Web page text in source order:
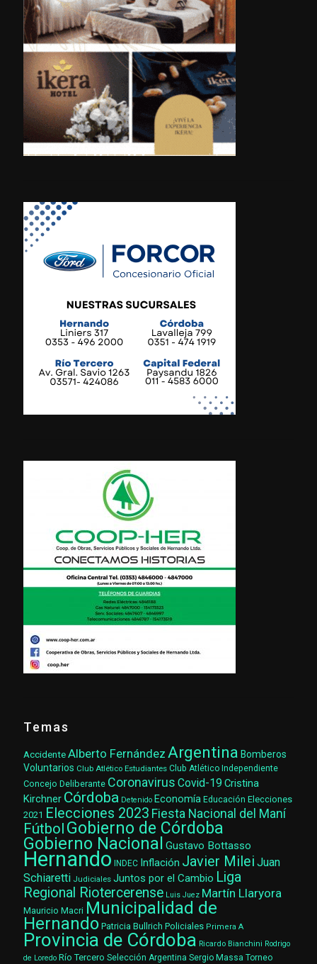
Temas
AccidenteAlberto Fernández Argentina Bomberos
Voluntarios Club Atlético Estudiantes Club Atlético Independiente
Concejo Deliberante Coronavirus Covid-19 Cristina
Kirchner Córdoba Detenido Economía Educación Elecciones
2021 Elecciones 2023 Fiesta Nacional del Maní
Fútbol Gobierno de Córdoba
Gobierno Nacional Gustavo Bottasso
Hernando INDEC Inflación Javier Milei Juan
Schiaretti Judiciales Juntos por el Cambio Liga
Regional Riotercerense Luis Juez Martín Llaryora
Mauricio Macri Municipalidad de
Hernando Patricia Bullrich Policiales Primera A
Provincia de Córdoba Ricardo Bianchini Rodrigo
de Loredo Río Tercero Selección Argentina Sergio Massa Torneo